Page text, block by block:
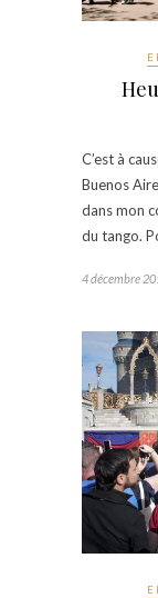
C’est à
Buenos
dans mon
du tango.
4 décembre